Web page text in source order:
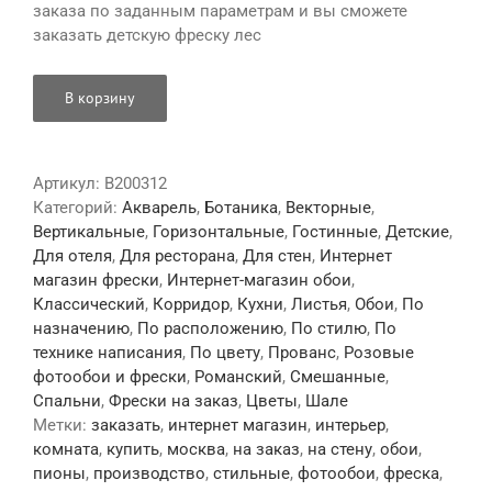
заказа по заданным параметрам и вы сможете
заказать детскую фреску лес
В корзину
Артикул: B200312
Категорий: Акварель, Ботаника, Векторные,
Вертикальные, Горизонтальные, Гостинные, Детские,
Для отеля, Для ресторана, Для стен, Интернет
магазин фрески, Интернет-магазин обои,
Классический, Корридор, Кухни, Листья, Обои, По
назначению, По расположению, По стилю, По
технике написания, По цвету, Прованс, Розовые
фотообои и фрески, Романский, Смешанные,
Спальни, Фрески на заказ, Цветы, Шале
Метки: заказать, интернет магазин, интерьер,
комната, купить, москва, на заказ, на стену, обои,
пионы, производство, стильные, фотообои, фреска,